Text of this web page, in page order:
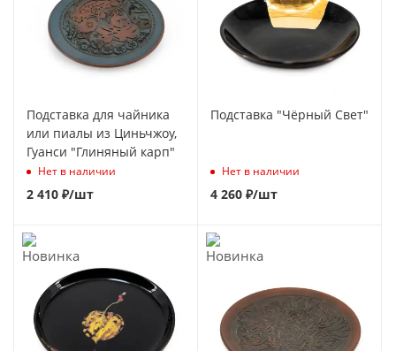
Подставка для чайника
или пиалы из Циньчжоу,
Гуанси "Глиняный карп"
Нет в наличии
2 410 ₽/шт
Подставка "Чёрный Свет"
Нет в наличии
4 260 ₽/шт